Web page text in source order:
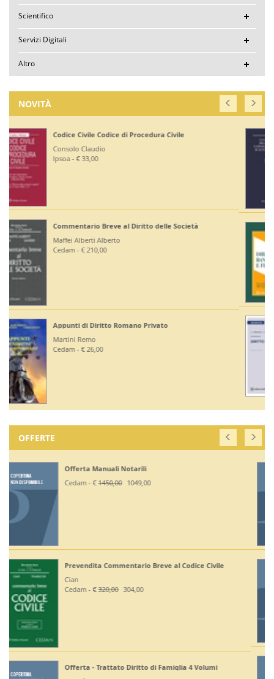
Scientifico
Servizi Digitali
Altro
NOVITÀ
Corte di Giustizia dell'Unione Europea
Ruffini Giuseppe
Editoriale Scientifica - € 36,00
Diritto Bancario e Finanziario
Bontempi Paolo
Giuffrè - € 55,00
Diritto Costituzionale
Mezzetti Luca
Giuffrè - € 46,00
2026 - Esame Avv
Giuffrè - €375,00 330,00
Giuffrè - €195,00 185,20